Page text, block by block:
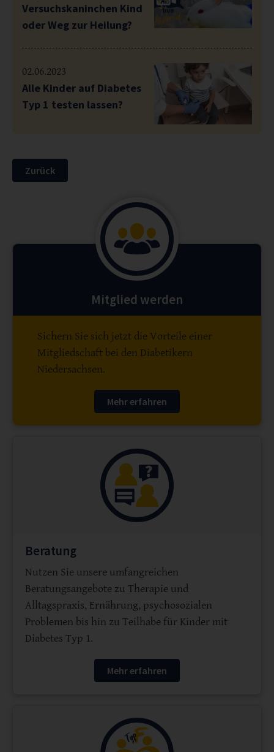
Versuchskaninchen Kind
oder Weg zur Heilung?
02.06.2023
Alle Kinder auf Diabetes
Typ 1 testen lassen?
Zurück
Mitglied werden
Sichern Sie sich jetzt die Vorteile einer
Mitgliedschaft bei den Diabetikern
Niedersachsen.
Mehr erfahren
Beratung
Nutzen Sie unsere umfangreichen
Beratungsangebote zu Therapie und
Alltagspraxis, Ernährung, psychosozialen
Problemen bis hin zu Teilhabe für Kinder mit
Diabetes Typ 1.
Mehr erfahren